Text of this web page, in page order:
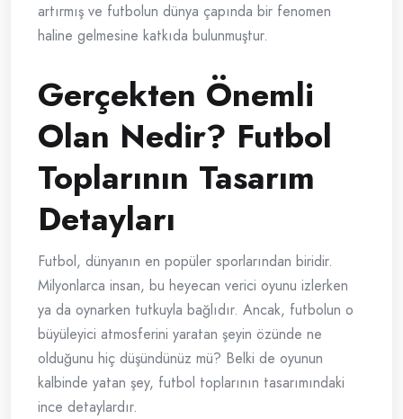
artırmış ve futbolun dünya çapında bir fenomen
haline gelmesine katkıda bulunmuştur.
Gerçekten Önemli
Olan Nedir? Futbol
Toplarının Tasarım
Detayları
Futbol, dünyanın en popüler sporlarından biridir.
Milyonlarca insan, bu heyecan verici oyunu izlerken
ya da oynarken tutkuyla bağlıdır. Ancak, futbolun o
büyüleyici atmosferini yaratan şeyin özünde ne
olduğunu hiç düşündünüz mü? Belki de oyunun
kalbinde yatan şey, futbol toplarının tasarımındaki
ince detaylardır.